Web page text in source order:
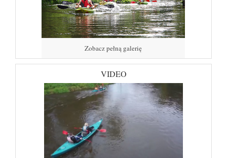
Zobacz pełną galerię
VIDEO